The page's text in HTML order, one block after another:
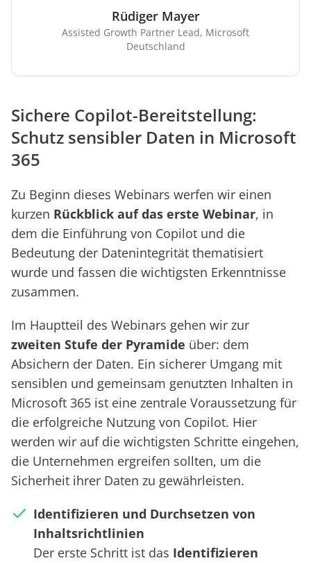
Rüdiger Mayer
Assisted Growth Partner Lead, Microsoft
Deutschland
Sichere Copilot-Bereitstellung:
Schutz sensibler Daten in Microsoft
365
Zu Beginn dieses Webinars werfen wir einen
kurzen Rückblick auf das erste Webinar, in
dem die Einführung von Copilot und die
Bedeutung der Datenintegrität thematisiert
wurde und fassen die wichtigsten Erkenntnisse
zusammen.
Im Hauptteil des Webinars gehen wir zur
zweiten Stufe der Pyramide über: dem
Absichern der Daten. Ein sicherer Umgang mit
sensiblen und gemeinsam genutzten Inhalten in
Microsoft 365 ist eine zentrale Voraussetzung für
die erfolgreiche Nutzung von Copilot. Hier
werden wir auf die wichtigsten Schritte eingehen,
die Unternehmen ergreifen sollten, um die
Sicherheit ihrer Daten zu gewährleisten.
Identifizieren und Durchsetzen von
Inhaltsrichtlinien
Der erste Schritt ist das Identifizieren